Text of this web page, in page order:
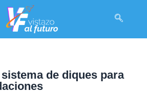
de diques para